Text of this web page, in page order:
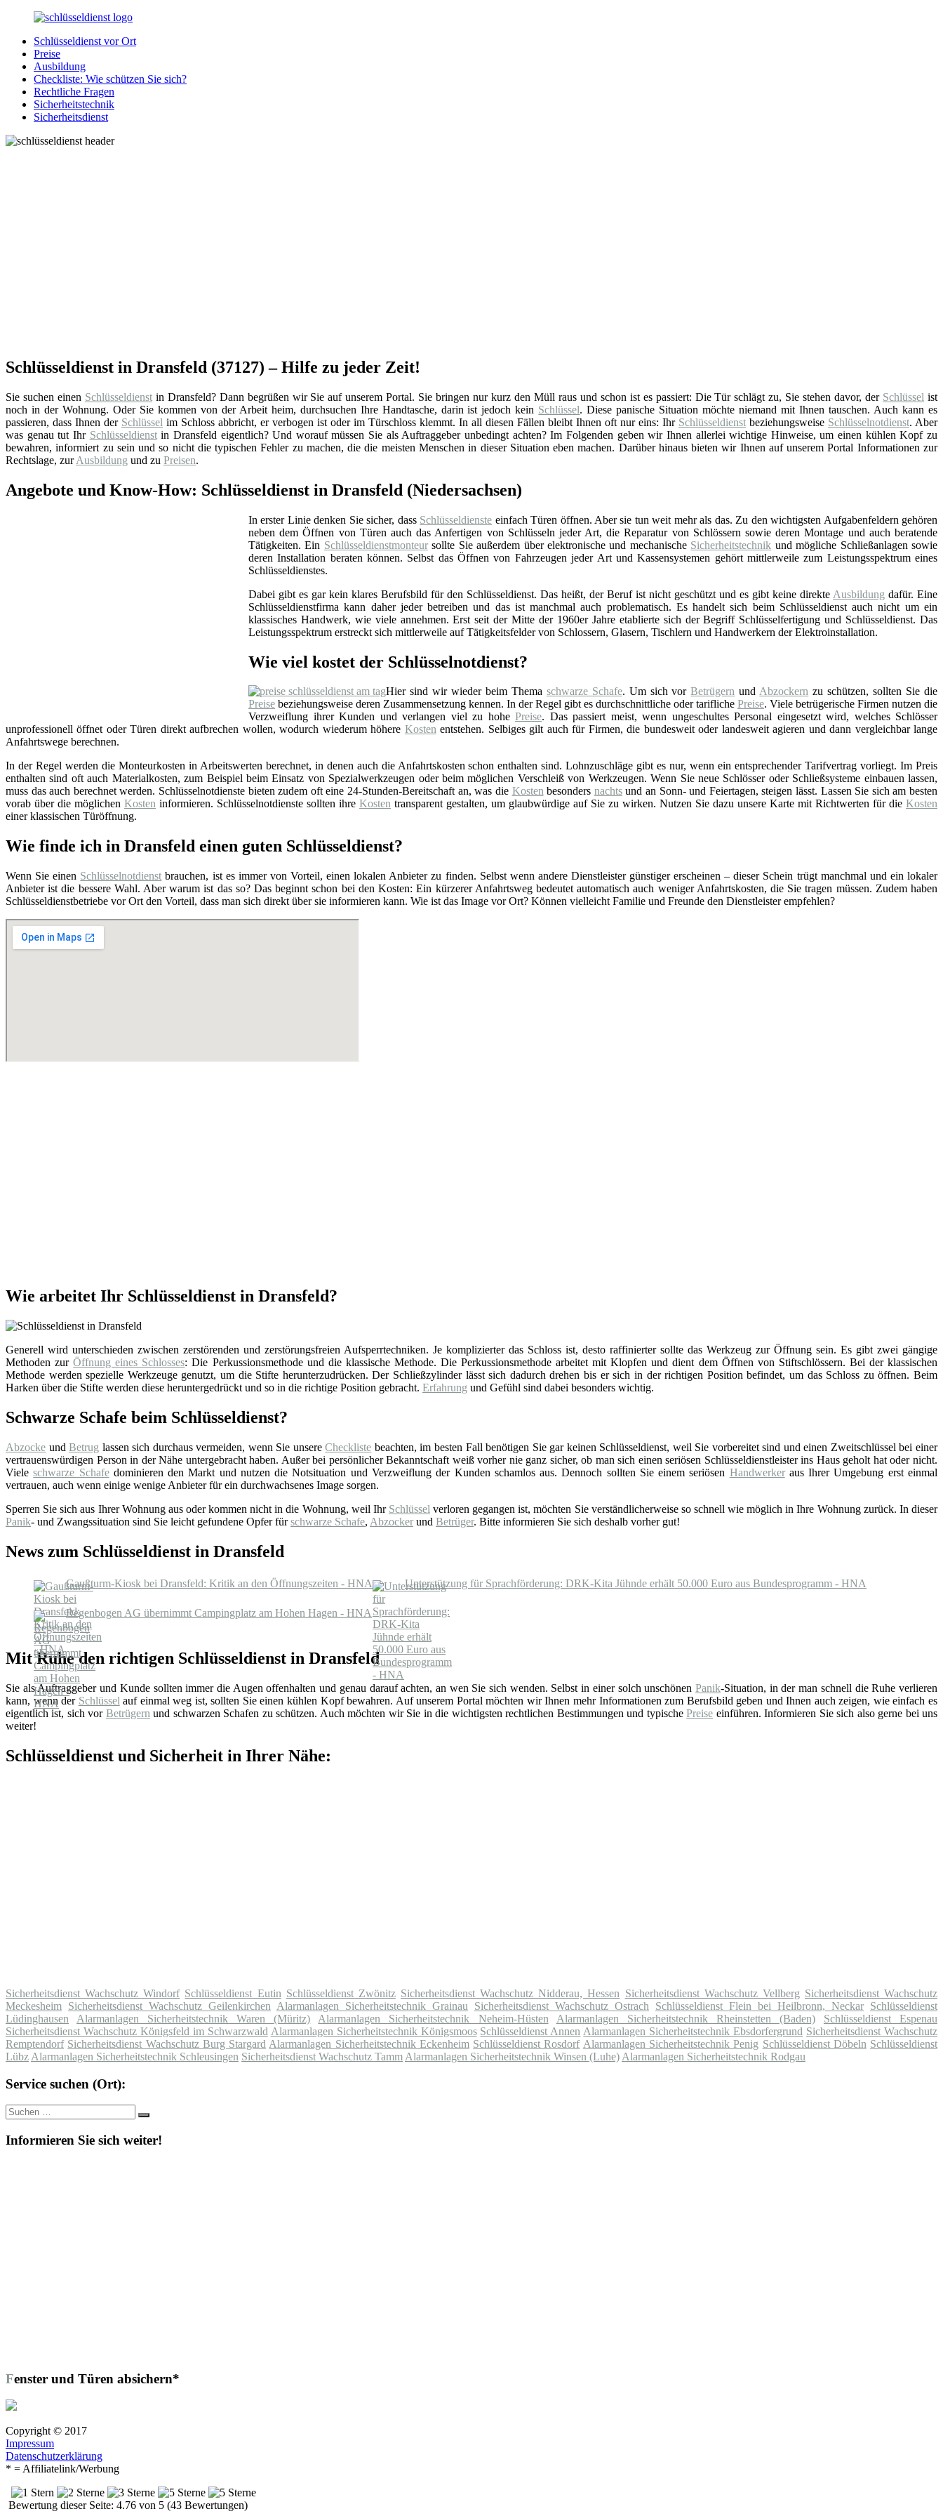
Zurück
Inhalt
SchluesseldienstDirekt.de
Ihre
Notlage
wird
gelöst!
Schlüsseldienst vor Ort
Preise
Ausbildung
Checkliste: Wie schützen Sie sich?
Rechtliche Fragen
Sicherheitstechnik
Sicherheitsdienst
Schlüsseldienst in Dransfeld (37127) – Hilfe zu jeder Zeit!
Sie suchen einen Schlüsseldienstin Dransfeld? Dann begrüßen wir Sie auf unserem Portal. Sie bringen nur kurz den Müll raus und schon ist es passiert: Die Tür schlägt zu, Sie stehen davor, der Schlüssel ist
noch in der Wohnung. Oder Sie kommen von der Arbeit heim, durchsuchen Ihre Handtasche, darin ist jedoch kein Schlüssel. Diese panische Situation möchte niemand mit Ihnen tauschen. Auch kann es
passieren, dass Ihnen der Schlüssel im Schloss abbricht, er verbogen ist oder im Türschloss klemmt. In all diesen Fällen bleibt Ihnen oft nur eins: Ihr Schlüsseldienst beziehungsweise Schlüsselnotdienst. Aber
was genau tut Ihr Schlüsseldienstin Dransfeld eigentlich? Und worauf müssen Sie als Auftraggeber unbedingt achten? Im Folgenden geben wir Ihnen allerlei wichtige Hinweise, um einen kühlen Kopf zu
bewahren, informiert zu sein und so nicht die typischen Fehler zu machen, die die meisten Menschen in dieser Situation eben machen. Darüber hinaus bieten wir Ihnen auf unserem Portal Informationen zur
Rechtslage, zurAusbildung und zu Preisen.
Angebote und Know-How: Schlüsseldienst in Dransfeld (Niedersachsen)
In erster Linie denken Sie sicher, dass Schlüsseldienste einfach Türen öffnen. Aber sie tun weit mehr als das. Zu den wichtigsten Aufgabenfeldern gehören
neben dem Öffnen von Türen auch das Anfertigen von Schlüsseln jeder Art, die Reparatur von Schlössern sowie deren Montage und auch beratende
Tätigkeiten. Ein Schlüsseldienstmonteursollte Sie außerdem über elektronische und mechanische Sicherheitstechnik und mögliche Schließanlagen sowie
deren Installation beraten können. Selbst das Öffnen von Fahrzeugen jeder Art und Kassensystemen gehört mittlerweile zum Leistungsspektrum eines
Schlüsseldienstes.
Dabei gibt es gar kein klares Berufsbild für den Schlüsseldienst. Das heißt, der Beruf ist nicht geschützt und es gibt keine direkte Ausbildung dafür. Eine
Schlüsseldienstfirma kann daher jeder betreiben und das ist manchmal auch problematisch. Es handelt sich beim Schlüsseldienst auch nicht um ein
klassisches Handwerk, wie viele annehmen. Erst seit der Mitte der 1960er Jahre etablierte sich der Begriff Schlüsselfertigung und Schlüsseldienst. Das
Leistungsspektrum erstreckt sich mittlerweile auf Tätigkeitsfelder von Schlossern, Glasern, Tischlern und Handwerkern der Elektroinstallation.
Wie viel kostet der Schlüsselnotdienst?
Hier sind wir wieder beim Thema schwarze Schafe. Um sich vorBetrügern undAbzockern zu schützen, sollten Sie die
Preise beziehungsweise deren Zusammensetzung kennen. In der Regel gibt es durchschnittliche oder tarifliche Preise. Viele betrügerische Firmen nutzen die
Verzweiflung ihrer Kunden und verlangen viel zu hohe Preise. Das passiert meist, wenn ungeschultes Personal eingesetzt wird, welches Schlösser
unprofessionell öffnet oder Türen direkt aufbrechen wollen, wodurch wiederum höhere Kostenentstehen. Selbiges gilt auch für Firmen, die bundesweit oder landesweit agieren und dann vergleichbar lange
Anfahrtswege berechnen.
In der Regel werden die Monteurkosten in Arbeitswerten berechnet, in denen auch die Anfahrtskosten schon enthalten sind. Lohnzuschläge gibt es nur, wenn ein entsprechender Tarifvertrag vorliegt. Im Preis
enthalten sind oft auch Materialkosten, zum Beispiel beim Einsatz von Spezialwerkzeugen oder beim möglichen Verschleiß von Werkzeugen. Wenn Sie neue Schlösser oder Schließsysteme einbauen lassen,
muss das auch berechnet werden. Schlüsselnotdienste bieten zudem oft eine 24-Stunden-Bereitschaft an, was die Kostenbesonders nachtsund an Sonn- und Feiertagen, steigen lässt. Lassen Sie sich am besten
vorab über die möglichen Kosten informieren. Schlüsselnotdienste sollten ihre Kosten transparent gestalten, um glaubwürdige auf Sie zu wirken. Nutzen Sie dazu unsere Karte mit Richtwerten für die Kosten
einer klassischen Türöffnung.
Wie finde ich in Dransfeld einen guten Schlüsseldienst?
Wenn Sie einen Schlüsselnotdienst brauchen, ist es immer von Vorteil, einen lokalen Anbieter zu finden. Selbst wenn andere Dienstleister günstiger erscheinen – dieser Schein trügt manchmal und ein lokaler
Anbieter ist die bessere Wahl. Aber warum ist das so? Das beginnt schon bei den Kosten: Ein kürzerer Anfahrtsweg bedeutet automatisch auch weniger Anfahrtskosten, die Sie tragen müssen. Zudem haben
Schlüsseldienstbetriebe vor Ort den Vorteil, dass man sich direkt über sie informieren kann. Wie ist das Image vor Ort? Können vielleicht Familie und Freunde den Dienstleister empfehlen?
Wie arbeitet Ihr Schlüsseldienst in Dransfeld?
Generell wird unterschieden zwischen zerstörenden und zerstörungsfreien Aufsperrtechniken. Je komplizierter das Schloss ist, desto raffinierter sollte das Werkzeug zur Öffnung sein. Es gibt zwei gängige
Methoden zurÖffnung eines Schlosses: Die Perkussionsmethode und die klassische Methode. Die Perkussionsmethode arbeitet mit Klopfen und dient dem Öffnen von Stiftschlössern. Bei der klassischen
Methode werden spezielle Werkzeuge genutzt, um die Stifte herunterzudrücken. Der Schließzylinder lässt sich dadurch drehen bis er sich in der richtigen Position befindet, um das Schloss zu öffnen. Beim
Harken über die Stifte werden diese heruntergedrückt und so in die richtige Position gebracht. Erfahrung und Gefühl sind dabei besonders wichtig.
Schwarze Schafe beim Schlüsseldienst?
Abzocke undBetrug lassen sich durchaus vermeiden, wenn Sie unsereCheckliste beachten, im besten Fall benötigen Sie gar keinen Schlüsseldienst, weil Sie vorbereitet sind und einen Zweitschlüssel bei einer
vertrauenswürdigen Person in der Nähe untergebracht haben. Außer bei persönlicher Bekanntschaft weiß vorher nie ganz sicher, ob man sich einen seriösen Schlüsseldienstleister ins Haus geholt hat oder nicht.
Vieleschwarze Schafedominieren den Markt und nutzen die Notsituation und Verzweiflung der Kunden schamlos aus. Dennoch sollten Sie einem seriösen Handwerkeraus Ihrer Umgebung erst einmal
vertrauen, auch wenn einige wenige Anbieter für ein durchwachsenes Image sorgen.
Sperren Sie sich aus Ihrer Wohnung aus oder kommen nicht in die Wohnung, weil Ihr Schlüssel verloren gegangen ist, möchten Sie verständlicherweise so schnell wie möglich in Ihre Wohnung zurück. In dieser
Panik- und Zwangssituation sind Sie leicht gefundene Opfer fürschwarze Schafe, Abzocker und Betrüger. Bitte informieren Sie sich deshalb vorher gut!
News zum Schlüsseldienst in Dransfeld
Gaußturm-Kiosk bei Dransfeld: Kritik an den Öffnungszeiten - HNA Unterstützung für Sprachförderung: DRK-Kita Jühnde erhält 50.000 Euro aus Bundesprogramm - HNA
Regenbogen AG übernimmt Campingplatz am Hohen Hagen - HNA
Mit Ruhe den richtigen Schlüsseldienst in Dransfeld
Sie als Auftraggeber und Kunde sollten immer die Augen offenhalten und genau darauf achten, an wen Sie sich wenden. Selbst in einer solch unschönenPanik-Situation, in der man schnell die Ruhe verlieren
kann, wenn der Schlüssel auf einmal weg ist, sollten Sie einen kühlen Kopf bewahren. Auf unserem Portal möchten wir Ihnen mehr Informationen zum Berufsbild geben und Ihnen auch zeigen, wie einfach es
eigentlich ist, sich vor Betrügern und schwarzen Schafen zu schützen. Auch möchten wir Sie in die wichtigsten rechtlichen Bestimmungen und typischePreise einführen. Informieren Sie sich also gerne bei uns
weiter!
Schlüsseldienst und Sicherheit in Ihrer Nähe:
Sicherheitsdienst Wachschutz Windorf Schlüsseldienst Eutin Schlüsseldienst Zwönitz Sicherheitsdienst Wachschutz Nidderau, Hessen Sicherheitsdienst Wachschutz Vellberg Sicherheitsdienst Wachschutz
Meckesheim Sicherheitsdienst Wachschutz Geilenkirchen Alarmanlagen Sicherheitstechnik Grainau Sicherheitsdienst Wachschutz Ostrach Schlüsseldienst Flein bei Heilbronn, Neckar Schlüsseldienst
Lüdinghausen
Alarmanlagen Sicherheitstechnik Waren (Müritz) Alarmanlagen Sicherheitstechnik Neheim-Hüsten Alarmanlagen Sicherheitstechnik Rheinstetten (Baden)
Schlüsseldienst Espenau
Sicherheitsdienst Wachschutz Königsfeld im Schwarzwald Alarmanlagen Sicherheitstechnik Königsmoos Schlüsseldienst Annen Alarmanlagen Sicherheitstechnik Ebsdorfergrund Sicherheitsdienst Wachschutz
Remptendorf Sicherheitsdienst Wachschutz Burg Stargard Alarmanlagen Sicherheitstechnik Eckenheim Schlüsseldienst Rosdorf Alarmanlagen Sicherheitstechnik Penig Schlüsseldienst Döbeln Schlüsseldienst
Lübz Alarmanlagen Sicherheitstechnik Schleusingen Sicherheitsdienst Wachschutz Tamm Alarmanlagen Sicherheitstechnik Winsen (Luhe) Alarmanlagen Sicherheitstechnik Rodgau
Service suchen (Ort):
Suche
nach:
Suchen
Informieren Sie sich weiter!
Fenster und Türen absichern*
Copyright © 2017
Impressum
Datenschutzerklärung
* = Affiliatelink/Werbung
Bewertung dieser Seite: 4.76 von 5 (43 Bewertungen)